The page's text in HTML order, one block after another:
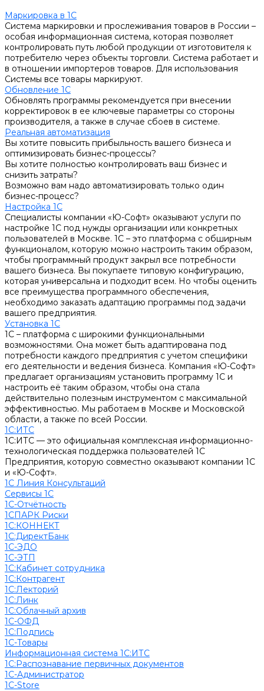
Маркировка в 1С
Система маркировки и прослеживания товаров в России –
особая информационная система, которая позволяет
контролировать путь любой продукции от изготовителя к
потребителю через объекты торговли. Система работает и
в отношении импортеров товаров. Для использования
Системы все товары маркируют.
Обновление 1С
Обновлять программы рекомендуется при внесении
корректировок в ее ключевые параметры со стороны
производителя, а также в случае сбоев в системе.
Реальная автоматизация
Вы хотите повысить прибыльность вашего бизнеса и
оптимизировать бизнес-процессы?
Вы хотите полностью контролировать ваш бизнес и
снизить затраты?
Возможно вам надо автоматизировать только один
бизнес-процесс?
Настройка 1С
Специалисты компании «Ю-Софт» оказывают услуги по
настройке 1С под нужды организации или конкретных
пользователей в Москве. 1С – это платформа с обширным
функционалом, которую можно настроить таким образом,
чтобы программный продукт закрыл все потребности
вашего бизнеса. Вы покупаете типовую конфигурацию,
которая универсальна и подходит всем. Но чтобы оценить
все преимущества программного обеспечения,
необходимо заказать адаптацию программы под задачи
вашего предприятия.
Установка 1С
1С – платформа с широкими функциональными
возможностями. Она может быть адаптирована под
потребности каждого предприятия с учетом специфики
его деятельности и ведения бизнеса. Компания «Ю-Софт»
предлагает организациям установить программу 1С и
настроить её таким образом, чтобы она стала
действительно полезным инструментом с максимальной
эффективностью. Мы работаем в Москве и Московской
области, а также по всей России.
1С:ИТС
1С:ИТС — это официальная комплексная информационно-
технологическая поддержка пользователей 1С
Предприятия, которую совместно оказывают компании 1С
и «Ю-Софт».
1С Линия Консультаций
Сервисы 1С
1С-Отчётность
1СПАРК Риски
1С:КОННЕКТ
1С:ДиректБанк
1С-ЭДО
1С-ЭТП
1С:Кабинет сотрудника
1С:Контрагент
1С:Лекторий
1С:Линк
1С:Облачный архив
1С-ОФД
1С:Подпись
1С-Товары
Информационная система 1С:ИТС
1С:Распознавание первичных документов
1С-Администратор
1С-Store